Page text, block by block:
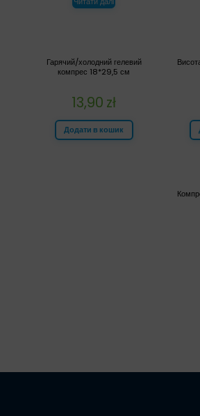
Гарячий/холодний гелевий
компрес 18*29,5 см
13,90 zł
Додати в кошик